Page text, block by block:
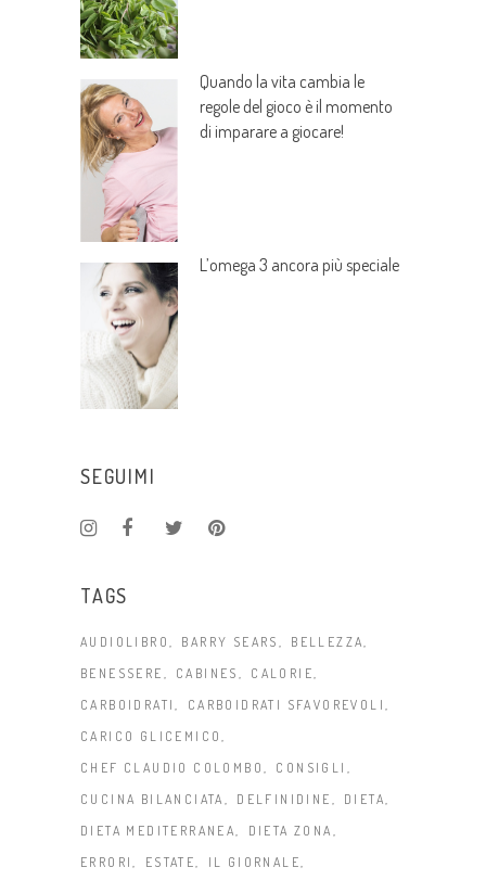
Quando la vita cambia le
regole del gioco è il momento
di imparare a giocare!
L’omega 3 ancora più speciale
SEGUIMI
TAGS
AUDIOLIBRO BARRY SEARS
BELLEZZA
BENESSERE
CABINES
CALORIE
CARBOIDRATI
CARBOIDRATI SFAVOREVOLI
CARICO GLICEMICO
CHEF CLAUDIO COLOMBO
CONSIGLI
CUCINA BILANCIATA
DELFINIDINE
DIETA
DIETA MEDITERRANEA
DIETA ZONA
ERRORI
ESTATE
IL GIORNALE